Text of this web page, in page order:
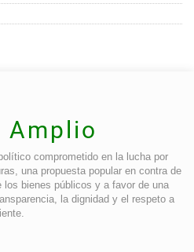
Amplio
comprometido en la lucha por
una propuesta popular en contra de
los bienes públicos y a favor de una
la dignidad y el respeto a